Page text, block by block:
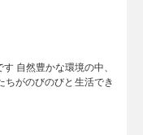
自然豊かな環境の中、
ちがのびのびと生活でき